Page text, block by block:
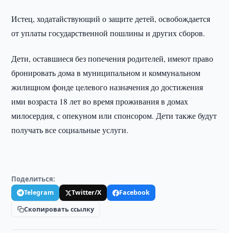
Истец, ходатайствующий о защите детей, освобождается
от уплаты государственной пошлины и других сборов.
Дети, оставшиеся без попечения родителей, имеют право
бронировать дома в муниципальном и коммунальном
жилищном фонде целевого назначения до достижения
ими возраста 18 лет во время проживания в домах
милосердия, с опекуном или спонсором. Дети также будут
получать все социальные услуги.
Поделиться:
Telegram Twitter/X
Facebook
Скопировать ссылку